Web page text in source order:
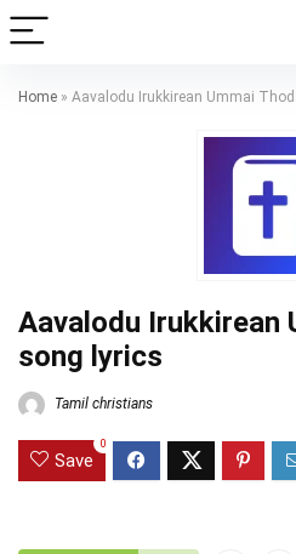
Home » Aavalodu Irukkirean Ummai
Aavalodu Irukkirean
song lyrics
Tamil christians
Save
0